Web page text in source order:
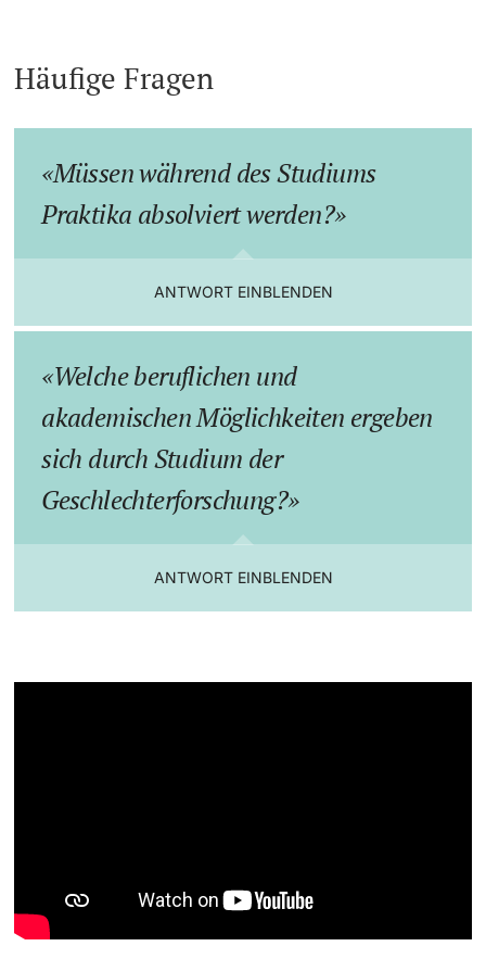
Häufige Fragen
Müssen während des Studiums
Praktika absolviert werden?
ANTWORT EINBLENDEN
Welche beruflichen und
akademischen Möglichkeiten ergeben
sich durch Studium der
Geschlechterforschung?
ANTWORT EINBLENDEN